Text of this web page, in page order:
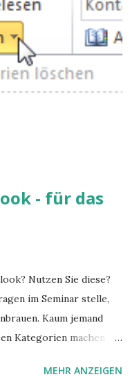
- für das
Nutzen Sie diese?
im Seminar stelle,
Kaum jemand
Kategorien machen
MEHR ANZEIGEN